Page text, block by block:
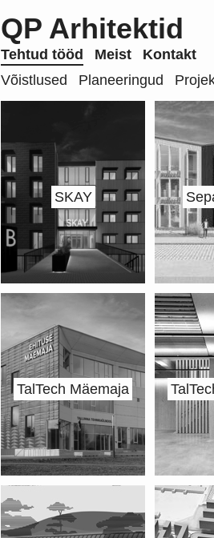
QP Arhitektid
Tehtud tööd Meist
Kontakt
Võistlused
Planeeringud
SKAY
TalTech Mäemaja